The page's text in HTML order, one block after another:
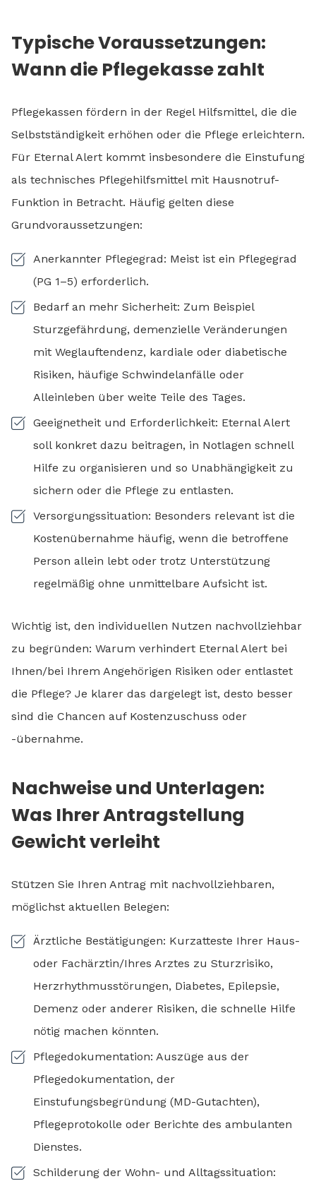
Typische Voraussetzungen:
Wann die Pflegekasse zahlt
Pflegekassen fördern in der Regel Hilfsmittel, die die
Selbstständigkeit erhöhen oder die Pflege erleichtern.
Für Eternal Alert kommt insbesondere die Einstufung
als technisches Pflegehilfsmittel mit Hausnotruf-
Funktion in Betracht. Häufig gelten diese
Grundvoraussetzungen:
Anerkannter Pflegegrad: Meist ist ein Pflegegrad
(PG 1–5) erforderlich.
Bedarf an mehr Sicherheit: Zum Beispiel
Sturzgefährdung, demenzielle Veränderungen
mit Weglauftendenz, kardiale oder diabetische
Risiken, häufige Schwindelanfälle oder
Alleinleben über weite Teile des Tages.
Geeignetheit und Erforderlichkeit: Eternal Alert
soll konkret dazu beitragen, in Notlagen schnell
Hilfe zu organisieren und so Unabhängigkeit zu
sichern oder die Pflege zu entlasten.
Versorgungssituation: Besonders relevant ist die
Kostenübernahme häufig, wenn die betroffene
Person allein lebt oder trotz Unterstützung
regelmäßig ohne unmittelbare Aufsicht ist.
Wichtig ist, den individuellen Nutzen nachvollziehbar
zu begründen: Warum verhindert Eternal Alert bei
Ihnen/bei Ihrem Angehörigen Risiken oder entlastet
die Pflege? Je klarer das dargelegt ist, desto besser
sind die Chancen auf Kostenzuschuss oder
-übernahme.
Nachweise und Unterlagen:
Was Ihrer Antragstellung
Gewicht verleiht
Stützen Sie Ihren Antrag mit nachvollziehbaren,
möglichst aktuellen Belegen:
Ärztliche Bestätigungen: Kurzatteste Ihrer Haus-
oder Fachärztin/Ihres Arztes zu Sturzrisiko,
Herzrhythmusstörungen, Diabetes, Epilepsie,
Demenz oder anderer Risiken, die schnelle Hilfe
nötig machen könnten.
Pflegedokumentation: Auszüge aus der
Pflegedokumentation, der
Einstufungsbegründung (MD-Gutachten),
Pflegeprotokolle oder Berichte des ambulanten
Dienstes.
Schilderung der Wohn- und Alltagssituation: